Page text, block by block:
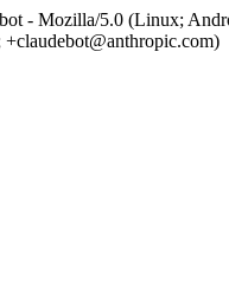
- Mozilla/5.0 (Linux;